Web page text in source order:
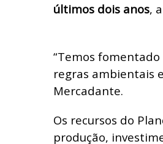
últimos dois anos,
“Temos
regras ambientais
Mercadante.
Os recursos do
produção,